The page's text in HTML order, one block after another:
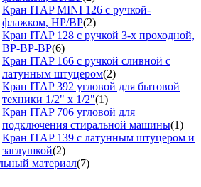
Кран ITAP MINI 126 с ручкой-
флажком, НР/ВР(2)
Кран ITAP 128 с ручкой 3-х проходной,
ВР-ВР-ВР(6)
Кран ITAP 166 с ручкой сливной с
латунным штуцером(2)
Кран ITAP 392 угловой для бытовой
техники 1/2" х 1/2"(1)
Кран ITAP 706 угловой для
подключения стиральной машины(1)
Кран ITAP 139 с латунным штуцером и
заглушкой(2)
материал(7)